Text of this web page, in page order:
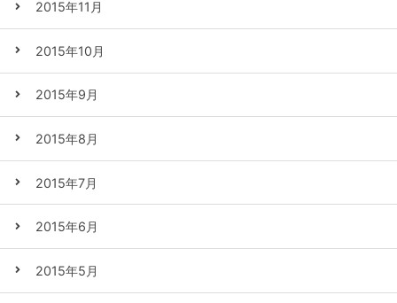
2015年11月
2015年10月
2015年9月
2015年8月
2015年7月
2015年6月
2015年5月